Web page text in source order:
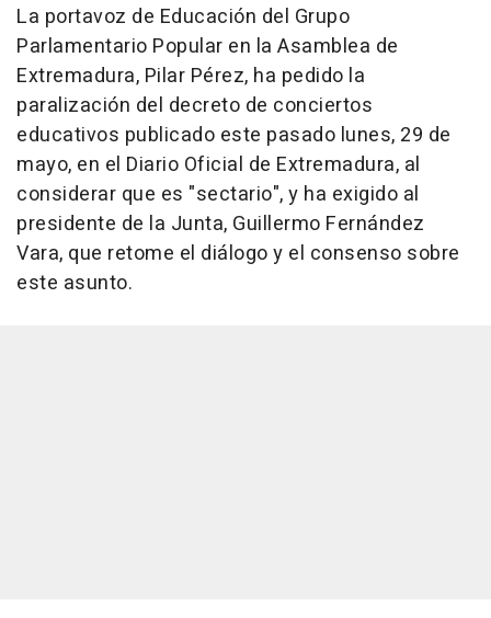
La portavoz de Educación del Grupo
Parlamentario Popular en la Asamblea de
Extremadura, Pilar Pérez, ha pedido la
paralización del decreto de conciertos
educativos publicado este pasado lunes, 29 de
mayo, en el Diario Oficial de Extremadura, al
considerar que es "sectario", y ha exigido al
presidente de la Junta, Guillermo Fernández
Vara, que retome el diálogo y el consenso sobre
este asunto.